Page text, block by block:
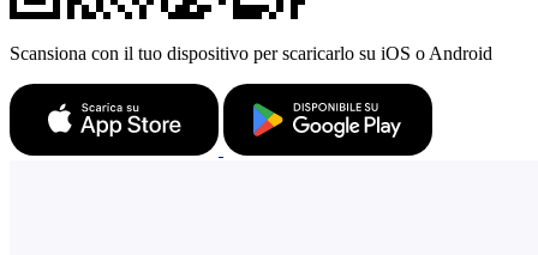
Scansiona con il tuo dispositivo per scaricarlo su iOS o Android